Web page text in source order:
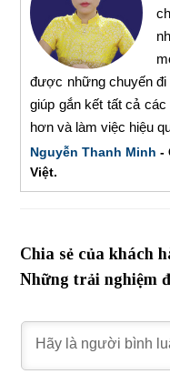
được những chuyến
giúp gắn kết tất cả
hơn và làm việc hiệu
Nguyễn Thanh Minh -
Việt.
Chia sẻ của khách
Những trải nghiệm